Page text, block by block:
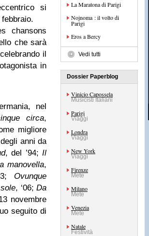
si
chansons
che sarà
il
in
nel
circa,
migliore
anni da
, del ’94; Il
manovella,
Ovunque
, ‘06; Da
novembre
seguito di
La Maratona di Parigi
Nojnoma : il volto di
Parigi
Eros a Bercy
Vedi tutti
Dossier Paperblog
Vinicio Capossela
Musicisti Italiani
Parigi
Viaggi
Londra
Viaggi
New York
Viaggi
Firenze
Mete
Milano
Mete
Venezia
Mete
Natale
Festività